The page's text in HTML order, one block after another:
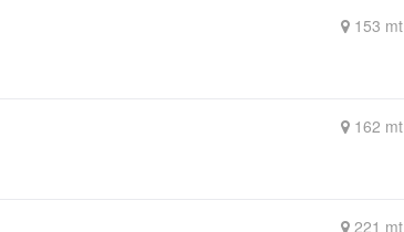
153 mt
162 mt
221 mt